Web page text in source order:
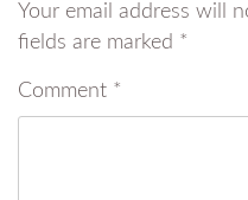
Your email address will
fields are marked *
Comment *